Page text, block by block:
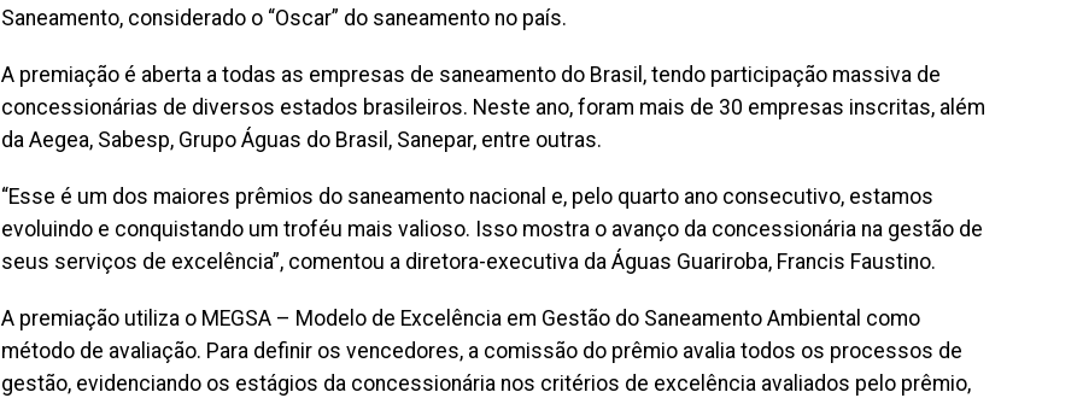
Saneamento, considerado o “Oscar” do saneamento no país.
A premiação é aberta a todas as empresas de saneamento do Brasil, tendo participação massiva de
concessionárias de diversos estados brasileiros. Neste ano, foram mais de 30 empresas inscritas, além
da Aegea, Sabesp, Grupo Águas do Brasil, Sanepar, entre outras.
“Esse é um dos maiores prêmios do saneamento nacional e, pelo quarto ano consecutivo, estamos
evoluindo e conquistando um troféu mais valioso. Isso mostra o avanço da concessionária na gestão de
seus serviços de excelência”, comentou a diretora-executiva da Águas Guariroba, Francis Faustino.
A premiação utiliza o MEGSA – Modelo de Excelência em Gestão do Saneamento Ambiental como
método de avaliação. Para definir os vencedores, a comissão do prêmio avalia todos os processos de
gestão, evidenciando os estágios da concessionária nos critérios de excelência avaliados pelo prêmio,